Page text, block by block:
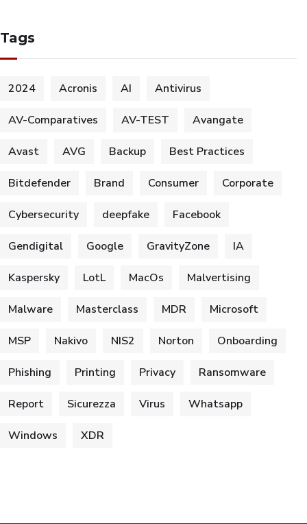
Tags
2024 Acronis AI Antivirus
AV-Comparatives AV-TEST Avangate
Avast AVG Backup Best Practices
Bitdefender Brand Consumer Corporate
Cybersecurity deepfake Facebook
Gendigital Google GravityZone IA
Kaspersky LotL MacOs Malvertising
Malware Masterclass MDR Microsoft
MSP Nakivo NIS2 Norton Onboarding
Phishing Printing Privacy Ransomware
Report Sicurezza Virus Whatsapp
Windows XDR